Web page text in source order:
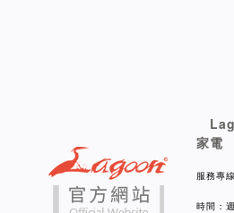
家電
服務專
時間：